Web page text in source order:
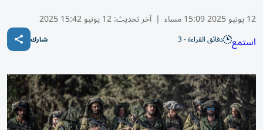
12 يونيو 2025 15:09 مساء | آخر تحديث:12 يونيو 15:42 2025
استمع دقائق القراءة - 3 شارك